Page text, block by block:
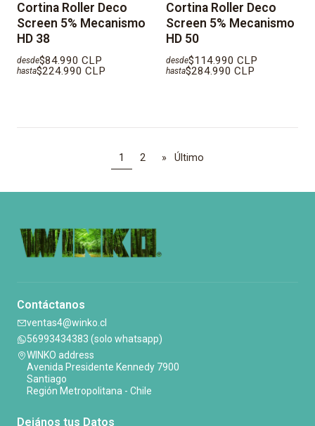
Cortina Roller Deco
Screen 5% Mecanismo
HD 38
desde$84.990 CLP
hasta$224.990 CLP
Cortina Roller Deco
Screen 5% Mecanismo
HD 50
desde$114.990 CLP
hasta$284.990 CLP
1 2 » Último
Contáctanos
ventas4@winko.cl
56993434383 (solo whatsapp)
WINKO address
Avenida Presidente Kennedy 7900
Santiago
Región Metropolitana - Chile
Dejános tus Datos